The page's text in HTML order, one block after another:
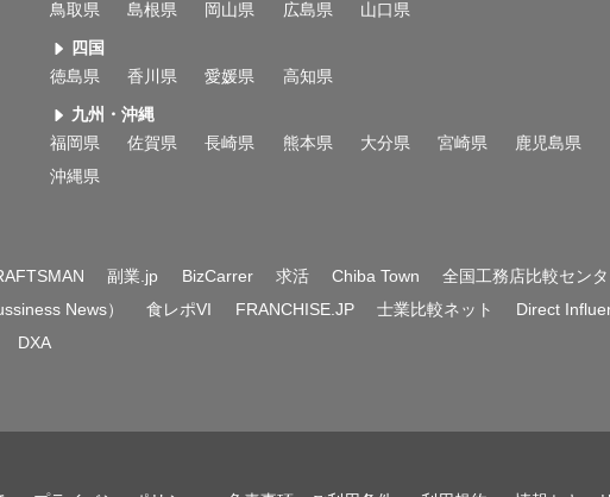
鳥取県
島根県 岡山県 広島県 山口県
四国
徳島県
香川県 愛媛県 高知県
九州・沖縄
福岡県
佐賀県 長崎県 熊本県 大分県 宮崎県
鹿児島県
沖縄県
副業.jp BizCarrer 求活 Chiba Town
全国工務店比較セン
News） 食レポVI FRANCHISE.JP 士業比較ネット
Direct
DXA